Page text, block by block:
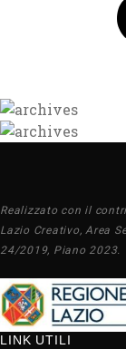
Realizzato con il
Lazio Creativo, Area
24/2019, Piano 2023.
LINK UTILI